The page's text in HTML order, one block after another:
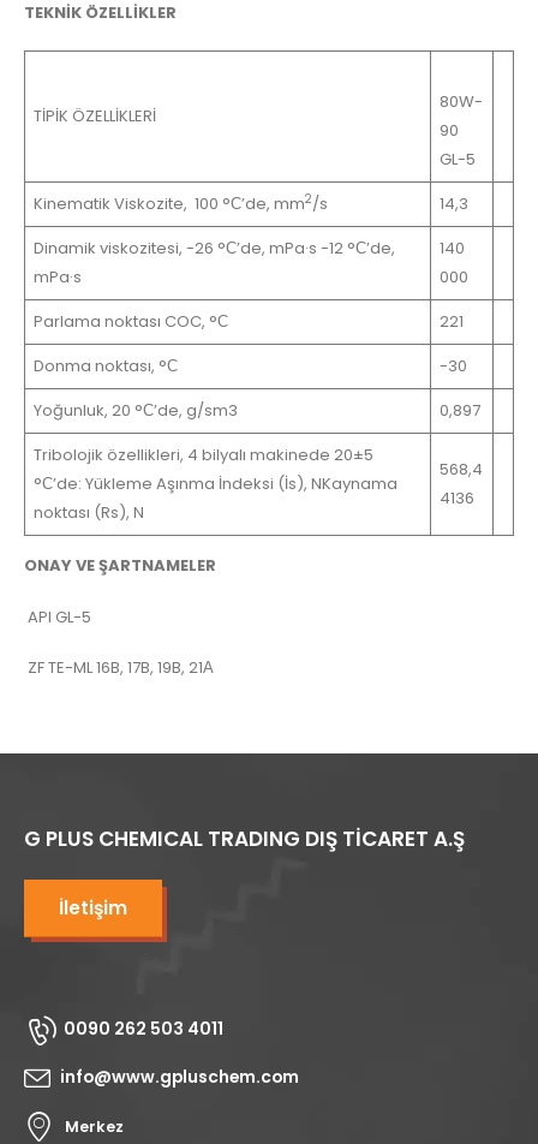
TEKNİK ÖZELLİKLER
TİPİK ÖZELLİKLERİ
80W-
90
GL-5
Kinematik Viskozite, 100 °С’de, mm2/s
14,3
Dinamik viskozitesi, -26 °С’de, mPa·s -12 °С’de,
mPa·s
140
000
Parlama noktası COC, °С
221
Donma noktası, °С
-30
Yoğunluk, 20 °С’de, g/sm3
0,897
Tribolojik özellikleri, 4 bilyalı makinede 20±5
°С’de: Yükleme Aşınma İndeksi (İs), NKaynama
noktası (Rs), N
568,4
4136
ONAY VE ŞARTNAMELER
API GL-5
ZF TE-ML 16B, 17B, 19B, 21А
G PLUS CHEMICAL TRADING DIŞ TİCARET A.Ş
İletişim
0090 262 503 4011
info@www.gpluschem.com
Merkez